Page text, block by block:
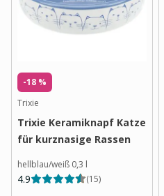
-18 %
Trixie
Trixie Keramiknapf Katze
für kurznasige Rassen
hellblau/weiß 0,3 l
4.9 (15)